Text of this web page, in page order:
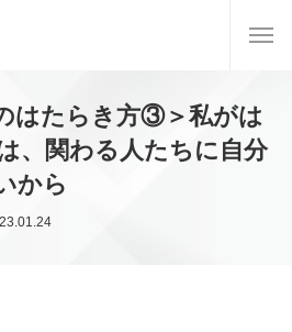
はたらき方③＞私がは
、関わる人たちに自分
から